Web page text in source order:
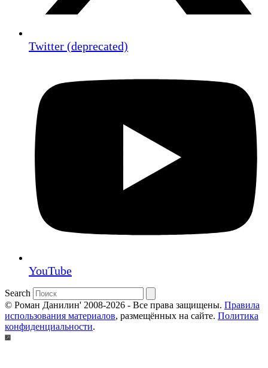
Twitter (deprecated)
YouTube
Search
© Роман Данилин' 2008-2026 - Все права защищены. Правила
использования материалов, размещённых на сайте. Политика
конфиденциальности.